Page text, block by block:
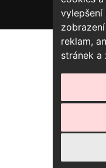
vylepšení
reklam,
stránek a